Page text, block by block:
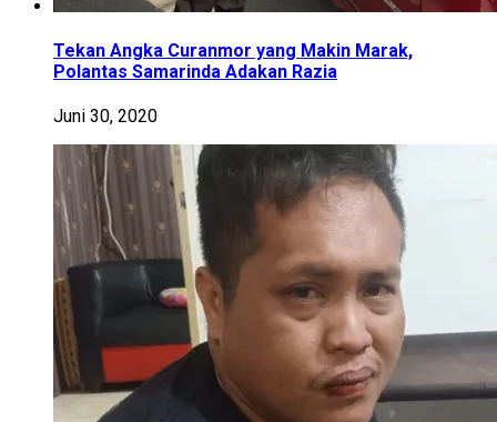
Tekan Angka Curanmor yang Makin Marak,
Polantas Samarinda Adakan Razia
Juni 30, 2020